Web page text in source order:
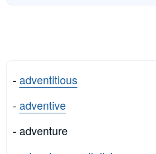
-adventitious
-adventive
- adventure